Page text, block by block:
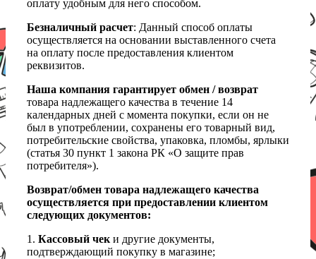
оплату удобным для него способом.
Безналичный расчет: Данный способ оплаты
осуществляется на основании выставленного счета
на оплату после предоставления клиентом
реквизитов.
Наша компания гарантирует обмен / возврат
товара надлежащего качества в течение 14
календарных дней с момента покупки, если он не
был в употреблении, сохранены его товарный вид,
потребительские свойства, упаковка, пломбы, ярлыки
(статья 30 пункт 1 закона РК «О защите прав
потребителя»).
Возврат/обмен товара надлежащего качества
осуществляется при предоставлении клиентом
следующих документов:
1. Кассовый чеки другие документы,
подтверждающий покупку в магазине;